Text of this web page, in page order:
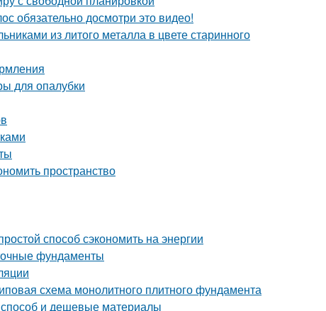
обязательно досмотри это видео!
из литого металла в цвете старинного
для опалубки
пространство
способ сэкономить на энергии
фундаменты
схема монолитного плитного фундамента
способ и дешевые материалы